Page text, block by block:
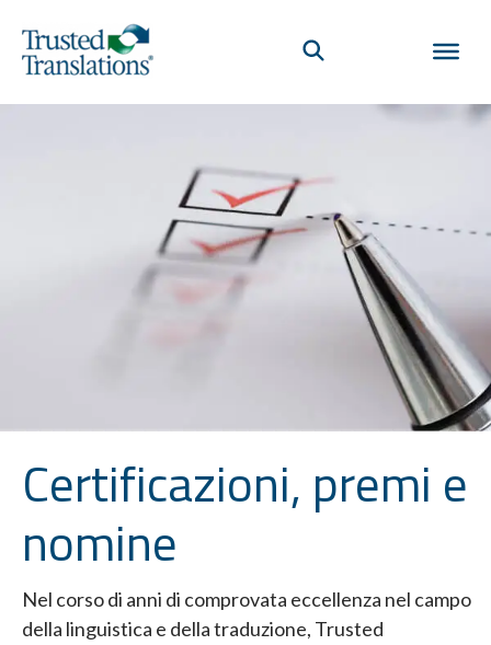
Certificazioni, premi e
nomine
Nel corso di anni di comprovata eccellenza nel campo
della linguistica e della traduzione, Trusted